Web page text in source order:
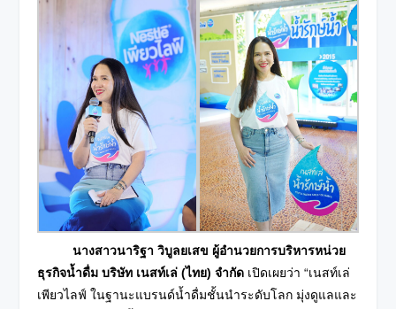
นางสาวนาริฐา วิบูลยเสข ผู้อำนวยการบริหารหน่วย
ธุรกิจน้ำดื่ม บริษัท เนสท์เล่(ไทย) จำกัด เปิดเผยว่า “เนสท์เล่
เพียวไลฟ์ ในฐานะแบรนด์น้ำดื่มชั้นนำระดับโลก มุ่งดูแลและ